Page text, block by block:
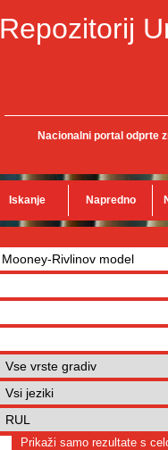
Repozitorij
Nacionalni portal odprte
Iskanje Napredno
Prikaži samo rezultate s